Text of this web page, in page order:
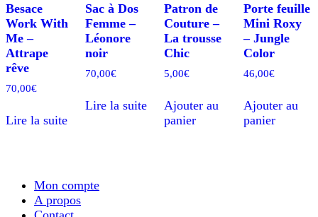
Besace
Work With
Me –
Attrape
rêve
70,00€
Lire la suite
Sac à Dos
Femme –
Léonore
noir
70,00€
Lire la suite
Patron de
Couture –
La trousse
Chic
5,00€
Ajouter au
panier
Porte feuille
Mini Roxy
– Jungle
Color
46,00€
Ajouter au
panier
Mon compte
A propos